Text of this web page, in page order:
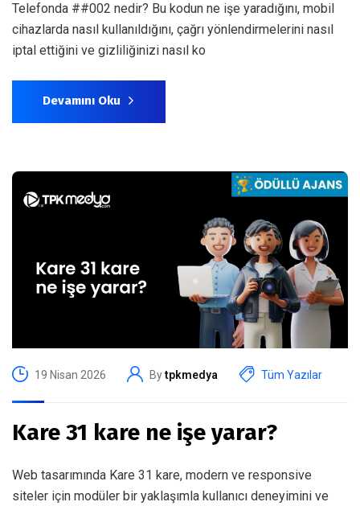
Telefonda ##002 nedir? Bu kodun ne işe yaradığını, mobil
cihazlarda nasıl kullanıldığını, çağrı yönlendirmelerini nasıl
iptal ettiğini ve gizliliğinizi nasıl ko
Devamını Oku
19 Nisan 2026 Bytpkmedya Tüm Yazılar
Kare 31 kare ne işe yarar?
Web tasarımında Kare 31 kare, modern ve responsive
siteler için modüler bir yaklaşımla kullanıcı deneyimini ve